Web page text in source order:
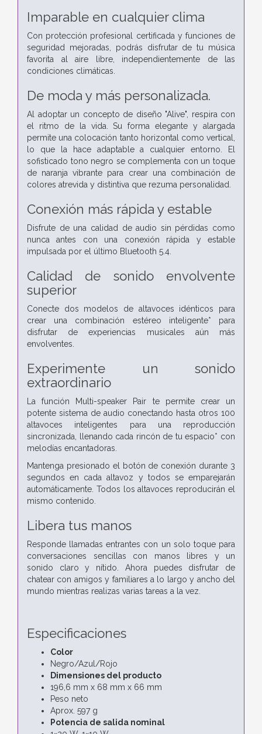
Imparable en cualquier clima
Con protección profesional certificada y funciones de
seguridad mejoradas, podrás disfrutar de tu música
favorita al aire libre, independientemente de las
condiciones climáticas.
De moda y más personalizada.
Al adoptar un concepto de diseño "Alive", respira con
el ritmo de la vida. Su forma elegante y alargada
permite una colocación tanto horizontal como vertical,
lo que la hace adaptable a cualquier entorno. El
sofisticado tono negro se complementa con un toque
de naranja vibrante para crear una combinación de
colores atrevida y distintiva que rezuma personalidad.
Conexión más rápida y estable
Disfrute de una calidad de audio sin pérdidas como
nunca antes con una conexión rápida y estable
impulsada por el último Bluetooth 5.4.
Calidad de sonido envolvente
superior
Conecte dos modelos de altavoces idénticos para
crear una combinación estéreo inteligente* para
disfrutar de experiencias musicales aún más
envolventes.
Experimente un sonido
extraordinario
La función Multi-speaker Pair te permite crear un
potente sistema de audio conectando hasta otros 100
altavoces inteligentes para una reproducción
sincronizada, llenando cada rincón de tu espacio* con
melodías encantadoras.
Mantenga presionado el botón de conexión durante 3
segundos en cada altavoz y todos se emparejarán
automáticamente. Todos los altavoces reproducirán el
mismo contenido.
Libera tus manos
Responde llamadas entrantes con un solo toque para
conversaciones sencillas con manos libres y un
sonido claro y nítido. Ahora puedes disfrutar de
chatear con amigos y familiares a lo largo y ancho del
mundo mientras realizas varias tareas a la vez.
Especificaciones
Color
Negro/Azul/Rojo
Dimensiones del producto
196,6 mm x 68 mm x 66 mm
Peso neto
Aprox. 597 g
Potencia de salida nominal